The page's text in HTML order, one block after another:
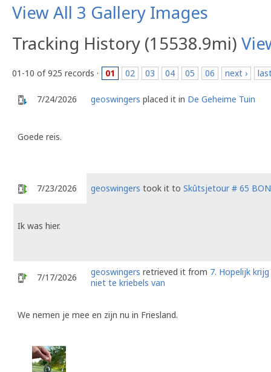
View All 3 Gallery Images
Tracking History (15538.9mi)
01-10 of 925 records · 01 02 03 04 05 06 next ›
7/24/2026 geoswingers placed it in De Geheime Tuin
Goede reis.
7/23/2026 geoswingers took it to Skûtsjetour # 65
Ik was hier.
7/17/2026 geoswingers retrieved it from 7. Hopelijk
niet te kriebels van
We nemen je mee en zijn nu in Friesland.